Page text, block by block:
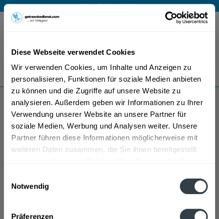
Diese Webseite verwendet Cookies
Wir verwenden Cookies, um Inhalte und Anzeigen zu
personalisieren, Funktionen für soziale Medien anbieten
zu können und die Zugriffe auf unsere Website zu
analysieren. Außerdem geben wir Informationen zu Ihrer
Verwendung unserer Website an unsere Partner für
soziale Medien, Werbung und Analysen weiter. Unsere
Partner führen diese Informationen möglicherweise mit
weiteren Daten zusammen, die Sie ihnen bereitgestellt
Notwendig
Präferenzen
Mo – Fr 9 – 17 Uhr
Menü
Bestellung widerrufen
Es gilt unsere Datenschutzerklärung
Freiherr von Zech